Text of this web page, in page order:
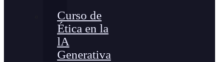
Curso de
Ética en la
lA
Generativa